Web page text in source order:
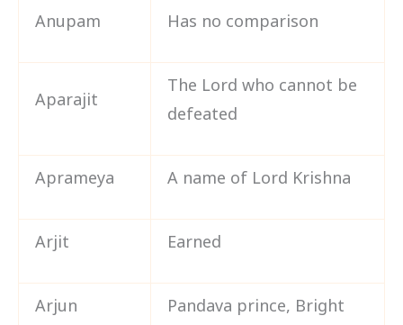
Anupam Has no comparison
Aparajit
The Lord who cannot be
defeated
Aprameya A name of Lord Krishna
Arjit Earned
Arjun Pandava prince, Bright